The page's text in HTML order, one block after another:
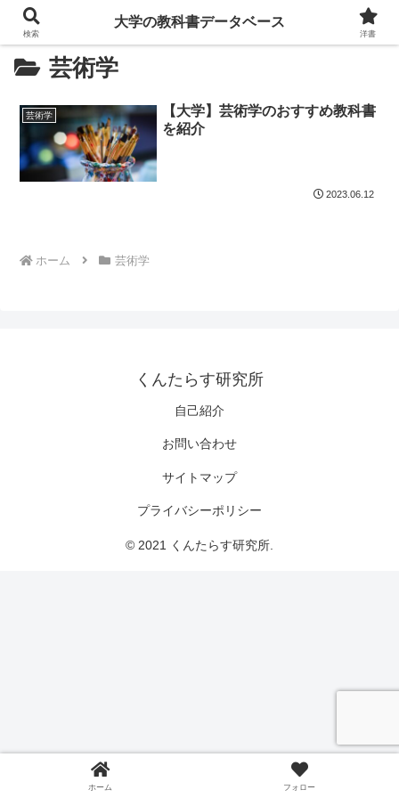
芸術学
芸術学
【大学】芸術学のおすすめ教科書
を紹介
2023.06.12
ホーム 芸術学
くんたらす研究所
自己紹介
お問い合わせ
サイトマップ
プライバシーポリシー
© 2021 くんたらす研究所.
検索
大学の教科書データベース
洋書
ホーム フォロー